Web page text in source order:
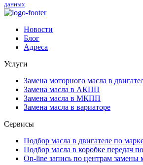
данных
Новости
Блог
Адреса
Услуги
Замена моторного масла в
Замена масла в АКПП
Замена масла в МКПП
Замена масла в вариаторе
Сервисы
Подбор масла в двигателе по
Подбор масла в коробке передач
On-line запись по центрам замены